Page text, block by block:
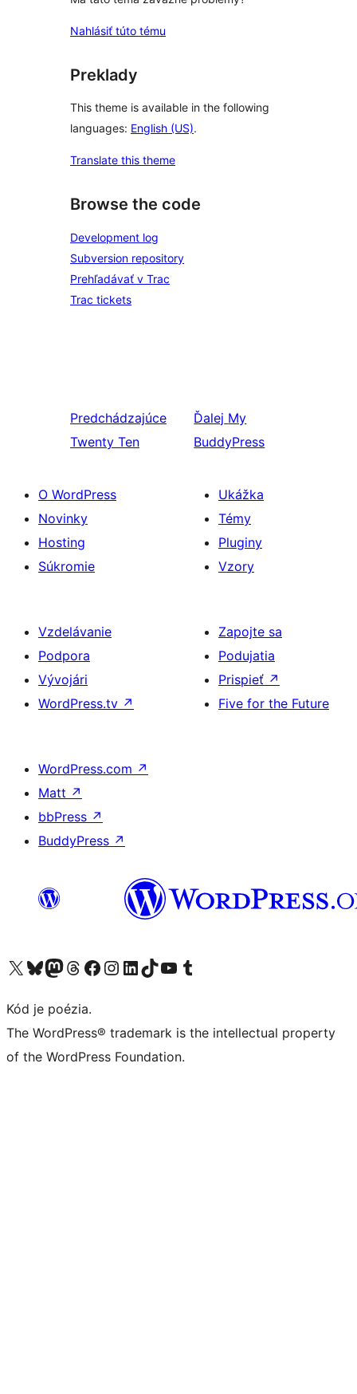
Nahlásiť túto tému
Preklady
This theme is available in the following
languages: English (US).
Translate this theme
Browse the code
Development log
Subversion repository
Prehľadávať v Trac
Trac tickets
Predchádzajúce
Twenty Ten
Ďalej My
BuddyPress
O WordPress
Novinky
Hosting
Súkromie
Ukážka
Témy
Pluginy
Vzory
Vzdelávanie
Podpora
Vývojári
WordPress.tv ↗
Zapojte sa
Podujatia
Prispieť ↗
Five for the Future
WordPress.com ↗
Matt ↗
bbPress ↗
BuddyPress ↗
Navštívte náš účet na X (predtým Twitter)
Navštívte náš účet na platforme Bluesky
Navštívte náš účet na Mastodone
Navštívte náš účet na platforme Threads
Navštívte našu stránku na Facebooku
Navštívte náš účet Instagram
Navštívte náš účet LinkedIn
Navštívte náš účet na platforme TikTok
Navštívte náš kanál YouTube
Navštívte náš účet na platforme Tumblr
Kód je poézia.
The WordPress® trademark is the intellectual property
of the WordPress Foundation.